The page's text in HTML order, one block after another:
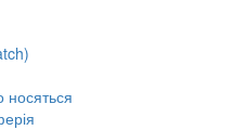
носяться